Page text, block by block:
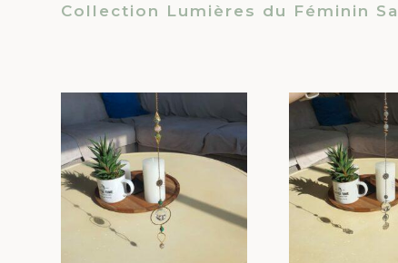
Collection Lumières du Féminin